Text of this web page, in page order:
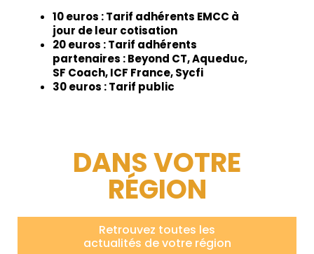
10 euros : Tarif adhérents EMCC à
jour de leur cotisation
20 euros : Tarif adhérents
partenaires : Beyond CT, Aqueduc,
SF Coach, ICF France, Sycfi
30 euros : Tarif public
DANS VOTRE
RÉGION
Retrouvez toutes les
actualités de votre région